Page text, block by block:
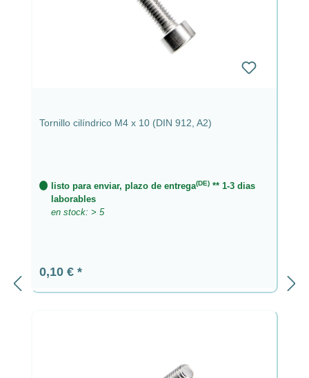
Tornillo cilíndrico M4 x 10 (DIN 912, A2)
listo para enviar, plazo de entrega(DE) ** 1-3 dias
laborables
en stock: > 5
Precio normal:
0,10 €